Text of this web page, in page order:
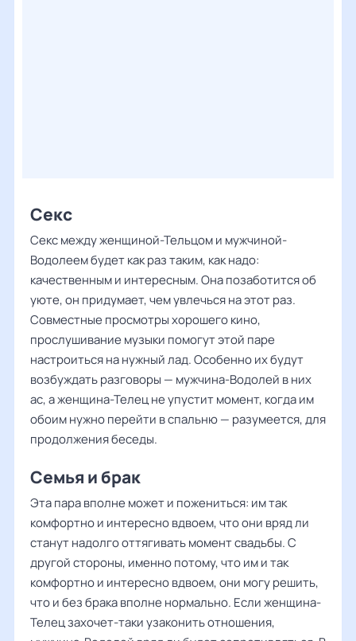
Секс
Секс между женщиной-Тельцом и мужчиной-
Водолеем будет как раз таким, как надо:
качественным и интересным. Она позаботится об
уюте, он придумает, чем увлечься на этот раз.
Совместные просмотры хорошего кино,
прослушивание музыки помогут этой паре
настроиться на нужный лад. Особенно их будут
возбуждать разговоры — мужчина-Водолей в них
ас, а женщина-Телец не упустит момент, когда им
обоим нужно перейти в спальню — разумеется, для
продолжения беседы.
Семья и брак
Эта пара вполне может и пожениться: им так
комфортно и интересно вдвоем, что они вряд ли
станут надолго оттягивать момент свадьбы. С
другой стороны, именно потому, что им и так
комфортно и интересно вдвоем, они могу решить,
что и без брака вполне нормально. Если женщина-
Телец захочет-таки узаконить отношения,